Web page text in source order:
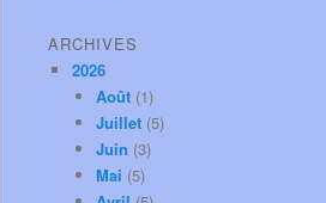
ARCHIVES
2026
Août (1)
Juillet (5)
Juin (3)
Mai (5)